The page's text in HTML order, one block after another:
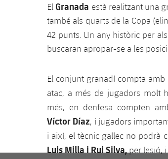
El Granada està realitzant una
també als quarts de la Copa
42 punts. Un any històric per
buscaran apropar-se a les
El conjunt granadí compta
atac, a més de jugadors molt
més, en denfesa compten
Víctor Díaz, i jugadors
i així, el tècnic gallec no podrà
Luis Milla i Rui Silva,per lesió, i